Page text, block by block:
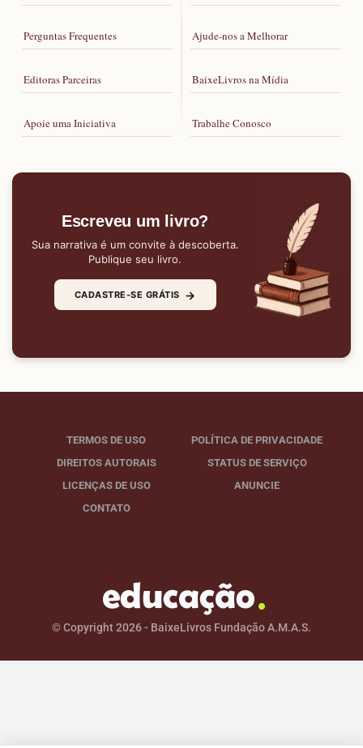
Perguntas Frequentes
Editoras Parceiras
Apoie uma Iniciativa
Ajude-nos a Melhorar
BaixeLivros na Mídia
Trabalhe Conosco
Escreveu um livro?
Sua narrativa é um convite à descoberta.
Publique seu livro.
CADASTRE-SE GRÁTIS →
TERMOS DE USO
POLÍTICA DE PRIVACIDADE
DIREITOS AUTORAIS
STATUS DE SERVIÇO
LICENÇAS DE USO
ANUNCIE
CONTATO
© Copyright 2026 - BaixeLivros Fundação A.M.A.S.